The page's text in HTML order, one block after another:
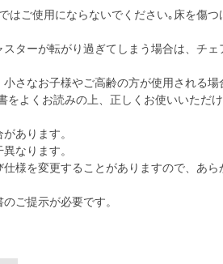
はご使用にならないでください｡床を傷つ
ターが転がり過ぎてしまう場合は、チェ
さなお子様やご高齢の方が使用される場
をよくお読みの上、正しくお使いいただ
あります。
なります。
様を変更することがありますので、あら
ご提示が必要です。